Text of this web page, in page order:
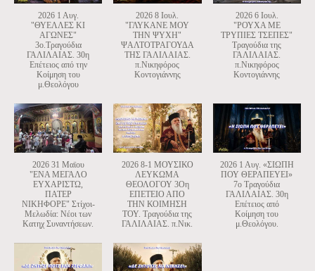
2026 1 Αυγ.
"ΘΥΕΛΛΕΣ ΚΙ
ΑΓΩΝΕΣ"
3o.Τραγούδια
ΓΑΛΙΛΑΙΑΣ. 30η
Επέτειος από την
Κοίμηση του
μ.Θεολόγου
2026 8 Ιουλ.
"ΓΛΥΚΑΝΕ ΜΟΥ
ΤΗΝ ΨΥΧΗ"
ΨΑΛΤΟΤΡΑΓΟΥΔΑ
ΤΗΣ ΓΑΛΙΛΑΙΑΣ.
π.Νικηφόρος
Κοντογιάννης
2026 6 Ιουλ.
"ΡΟΥΧΑ ΜΕ
ΤΡΥΠΙΕΣ ΤΣΕΠΕΣ"
Τραγούδια της
ΓΑΛΙΛΑΙΑΣ.
π.Νικηφόρος
Κοντογιάννης
2026 31 Μαϊου
"ΕΝΑ ΜΕΓΑΛΟ
ΕΥΧΑΡΙΣΤΩ,
ΠΑΤΕΡ
ΝΙΚΗΦΟΡΕ" Στίχοι-
Μελωδία: Νέοι των
Κατηχ Συναντήσεων.
2026 8-1 ΜΟΥΣΙΚΟ
ΛΕΥΚΩΜΑ
ΘΕΟΛΟΓΟΥ 3Οη
ΕΠΕΤΕΙΟ ΑΠΟ
ΤΗΝ ΚΟΙΜΗΣΗ
ΤΟΥ. Τραγούδια της
ΓΑΛΙΛΑΙΑΣ. π.Νικ.
2026 1 Αυγ. «ΣΙΩΠΗ
ΠΟΥ ΘΕΡΑΠΕΥΕΙ»
7ο Τραγούδια
ΓΑΛΙΛΑΙΑΣ. 30η
Επέτειος από
Κοίμηση του
μ.Θεολόγου.